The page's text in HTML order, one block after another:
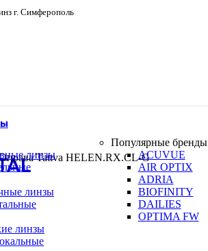
г. Симферополь
линзы
линзы
линзы
Популярные бренды
ACUVUE
AIR OPTIX
ADRIA
BIOFINITY
DAILIES
OPTIMA FW
Tattva HELEN.RX.CL-G